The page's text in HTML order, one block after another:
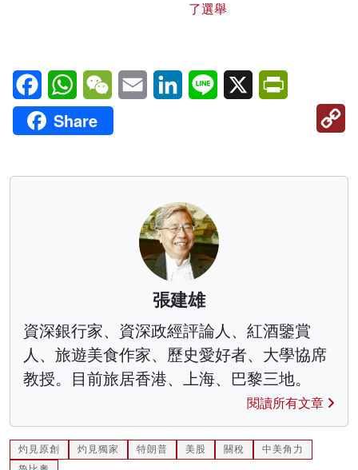
了選舉
FacebookWhatsAppWeChatEmail LinkedInLine X
Share
張建雄
資深銀行家、資深政經評論人、紅酒鑒賞
人、旅遊美食作家、歷史愛好者、大學協席
教授。目前旅居香港、上海、巴黎三地。
閱讀所有文章
灼見原創 灼見獨家 特朗普 美股 關稅
中美角力